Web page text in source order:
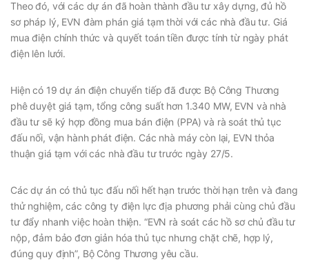
Theo đó, với các dự án đã hoàn thành đầu tư xây dựng, đủ hồ
sơ pháp lý, EVN đàm phán giá tạm thời với các nhà đầu tư. Giá
mua điện chính thức và quyết toán tiền được tính từ ngày phát
điện lên lưới.
Hiện có 19 dự án điện chuyển tiếp đã được Bộ Công Thương
phê duyệt giá tạm, tổng công suất hơn 1.340 MW, EVN và nhà
đầu tư sẽ ký hợp đồng mua bán điện (PPA) và rà soát thủ tục
đấu nối, vận hành phát điện. Các nhà máy còn lại, EVN thỏa
thuận giá tạm với các nhà đầu tư trước ngày 27/5.
Các dự án có thủ tục đấu nối hết hạn trước thời hạn trên và đang
thử nghiệm, các công ty điện lực địa phương phải cùng chủ đầu
tư đẩy nhanh việc hoàn thiện. “EVN rà soát các hồ sơ chủ đầu tư
nộp, đảm bảo đơn giản hóa thủ tục nhưng chặt chẽ, hợp lý,
đúng quy định”, Bộ Công Thương yêu cầu.